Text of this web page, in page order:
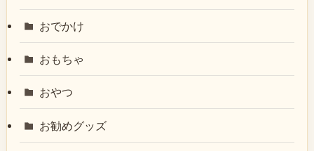
おでかけ
おもちゃ
おやつ
お勧めグッズ